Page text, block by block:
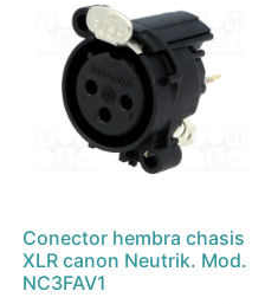
Conector hembra chasis
XLR canon Neutrik. Mod.
NC3FAV1